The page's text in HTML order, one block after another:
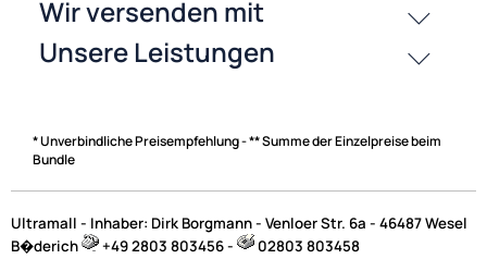
Zahlungsarten
* Unverbindliche Preisempfehlung - ** Summe der Einzelpreise beim
Bundle
Ultramall - Inhaber: Dirk Borgmann - Venloer Str. 6a - 46487 Wesel
B�derich
+49 2803 803456 - 02803 803458